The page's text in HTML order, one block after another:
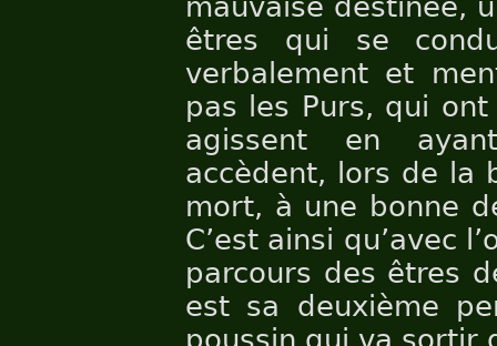
mauvaise destinée,
êtres qui se
verbalement et
pas les Purs, qui
agissent en
accèdent, lors de la
mort, à une bonne
C’est ainsi qu’avec
parcours des êtres
est sa deuxième
poussin qui va sortir